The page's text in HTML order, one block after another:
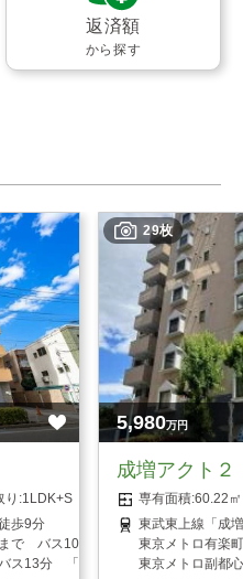
返済額
から探す
1LDK+S（納戸）
歩9分
まで バス10分 「小名木川小学校前
ス13分 「小名木川小学校前」停ま
29枚
5,980万円
成増アクト２
60.22
東武東上線「成
東京メトロ有楽
東京メトロ副都